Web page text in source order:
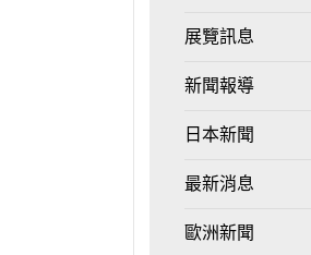
展覽訊息
新聞報導
日本新聞
最新消息
歐洲新聞